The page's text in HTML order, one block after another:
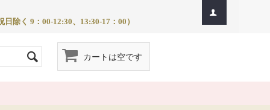
日除く 9：00-12:30、13:30-17：00）
カートは空です